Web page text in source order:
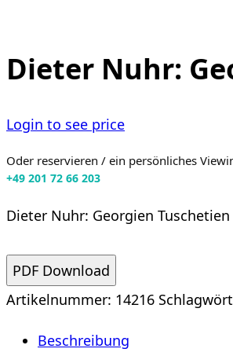
umschalten
Dieter Nuhr:
Login to see price
Oder reservieren / ein persönliches
+49 201 72 66 203
Dieter Nuhr: Georgien Tuschetien
PDF Download
Artikelnummer: 14216
Beschreibung